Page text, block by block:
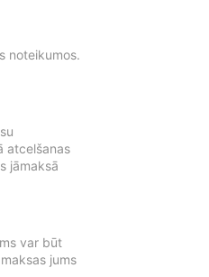
noteikumos.
atcelšanas
jāmaksā
var būt
jums